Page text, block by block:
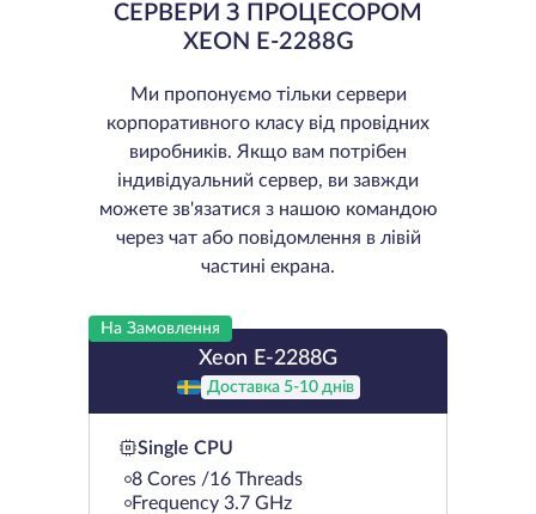
СЕРВЕРИ З ПРОЦЕСОРОМ
XEON E-2288G
Ми пропонуємо тільки сервери
корпоративного класу від провідних
виробників. Якщо вам потрібен
індивідуальний сервер, ви завжди
можете зв'язатися з нашою командою
через чат або повідомлення в лівій
частині екрана.
На Замовлення
Xeon E-2288G
Доставка 5-10 днів
Single CPU
8 Cores /16 Threads
Frequency 3.7 GHz